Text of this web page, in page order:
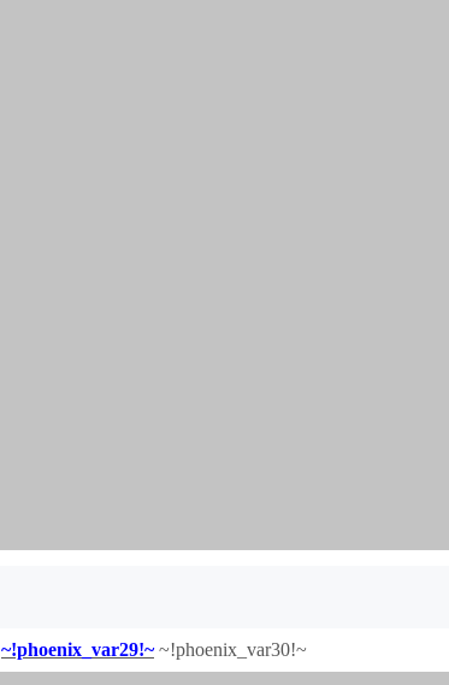
~!phoenix_var29!~~!phoenix_var30!~